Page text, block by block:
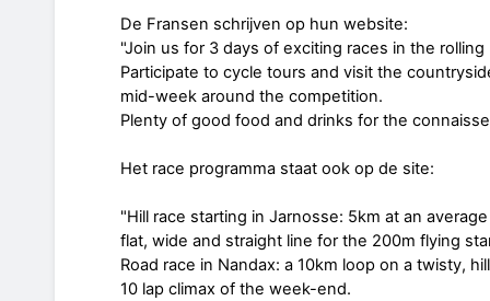
De Fransen schrijven op hun website:
"Join us for 3 days of exciting races in the
Participate to cycle tours and visit the
mid-week around the competition.
Plenty of good food and drinks for the
Het race programma staat ook op de site:
"Hill race starting in Jarnosse: 5km at an
flat, wide and straight line for the 200m flying
Road race in Nandax: a 10km loop on a twisty,
10 lap climax of the week-end.